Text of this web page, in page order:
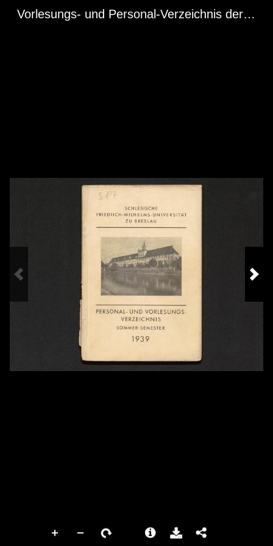
Vorlesungs- und Personal-Verzeichnis der…